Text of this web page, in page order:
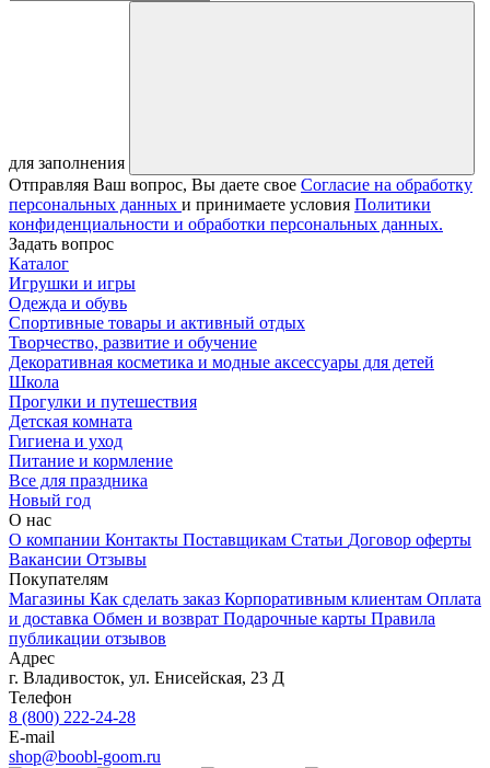
для заполнения
Отправляя Ваш вопрос, Вы даете свое Согласие на обработку
персональных данных и принимаете условия Политики
конфиденциальности и обработки персональных данных.
Задать вопрос
Каталог
Игрушки и игры
Одежда и обувь
Спортивные товары и активный отдых
Творчество, развитие и обучение
Декоративная косметика и модные аксессуары для детей
Школа
Прогулки и путешествия
Детская комната
Гигиена и уход
Питание и кормление
Все для праздника
Новый год
О нас
О компании Контакты Поставщикам Статьи Договор оферты
Вакансии Отзывы
Покупателям
Магазины Как сделать заказ Корпоративным клиентам Оплата
и доставка Обмен и возврат Подарочные карты Правила
публикации отзывов
Адрес
г. Владивосток, ул. Енисейская, 23 Д
Телефон
8 (800) 222-24-28
E-mail
shop@boobl-goom.ru